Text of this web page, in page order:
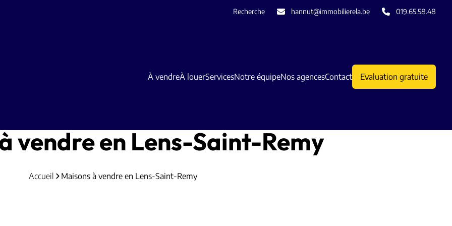
Recherche hannut@immobilierela.be 019.65.58.48
À vendreÀ louerServicesNotre équipeNos agencesContact Evaluation gratuite
vendre en Lens-Saint-Remy
Accueil Maisons à vendre en Lens-Saint-Remy